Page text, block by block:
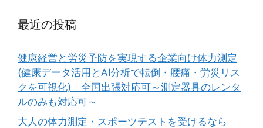
最近の投稿
健康経営と労災予防を実現する企業向け体力測定
(健康データ活用とAI分析で転倒・腰痛・労災リス
クを可視化)｜全国出張対応可～測定器具のレンタ
ルのみも対応可～
大人の体力測定・スポーツテストを受けるなら